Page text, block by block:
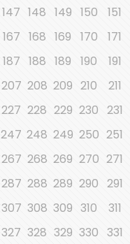
147 148 149 150 151
167 168 169 170 171
187 188 189 190 191
207 208 209 210 211
227 228 229 230 231
247 248 249 250 251
267 268 269 270 271
287 288 289 290 291
307 308 309 310 311
327 328 329 330 331